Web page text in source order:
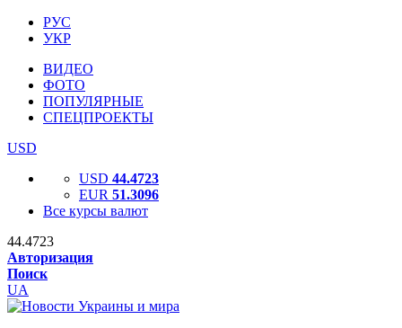
РУС
УКР
ВИДЕО
ФОТО
ПОПУЛЯРНЫЕ
СПЕЦПРОЕКТЫ
USD
USD 44.4723
EUR 51.3096
Все курсы валют
44.4723
Авторизация
Поиск
UA